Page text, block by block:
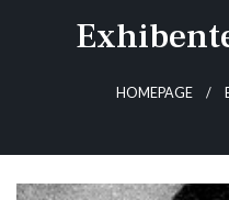
HOMEPAGE